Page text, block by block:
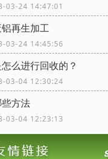
03-24 14:47:01
再生加工
03-24 14:45:56
么进行回收的？
03-04 12:30:24
方法
03-04 12:23:13